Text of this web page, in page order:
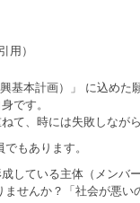
用）
本計画）」 に込めた願
です。
、時には失敗しなが
もあります。
ている主体（メンバー
んか？「社会が悪